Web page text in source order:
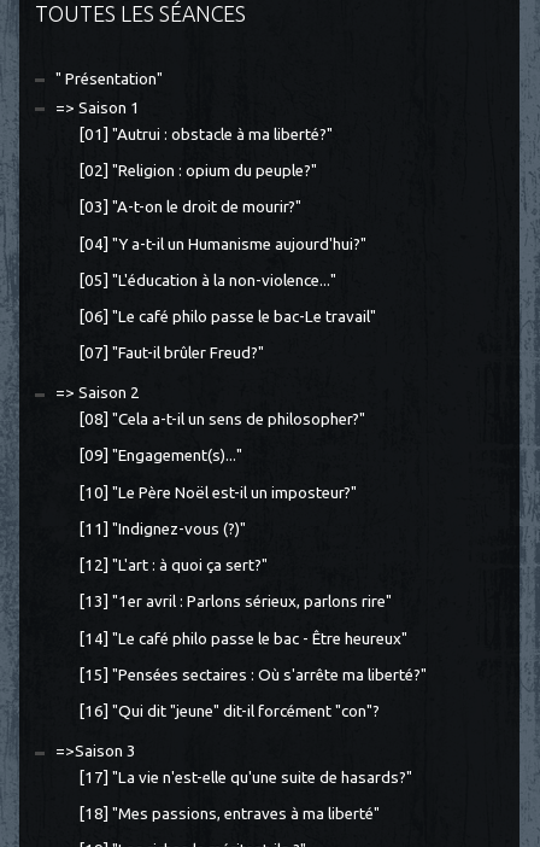
TOUTES LES SÉANCES
" Présentation"
=> Saison 1
[01] "Autrui : obstacle à ma liberté?"
[02] "Religion : opium du peuple?"
[03] "A-t-on le droit de mourir?"
[04] "Y a-t-il un Humanisme aujourd'hui?"
[05] "L'éducation à la non-violence..."
[06] "Le café philo passe le bac-Le travail"
[07] "Faut-il brûler Freud?"
=> Saison 2
[08] "Cela a-t-il un sens de philosopher?"
[09] "Engagement(s)..."
[10] "Le Père Noël est-il un imposteur?"
[11] "Indignez-vous (?)"
[12] "L'art : à quoi ça sert?"
[13] "1er avril : Parlons sérieux, parlons rire"
[14] "Le café philo passe le bac - Être heureux"
[15] "Pensées sectaires : Où s'arrête ma liberté?"
[16] "Qui dit "jeune" dit-il forcément "con"?
=>Saison 3
[17] "La vie n'est-elle qu'une suite de hasards?"
[18] "Mes passions, entraves à ma liberté"